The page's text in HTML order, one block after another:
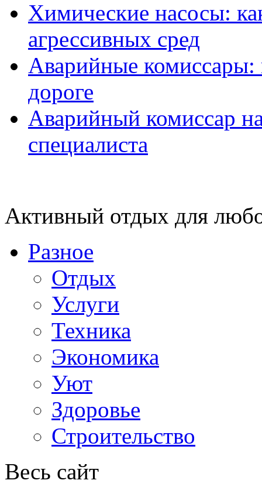
Химические насосы:
агрессивных сред
Аварийные
дороге
Аварийный комиссар
специалиста
Активный отдых для
Разное
Отдых
Услуги
Техника
Экономика
Уют
Здоровье
Строительство
Весь сайт